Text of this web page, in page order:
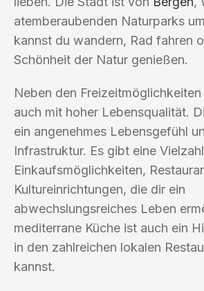
atemberaubenden Naturparks
kannst du wandern, Rad fahren
Schönheit der Natur genießen.
Neben den
auch mit hoher Lebensqualität.
ein angenehmes Lebensgefühl
Infrastruktur. Es gibt eine
Einkaufsmöglichkeiten,
Kultureinrichtungen, die dir ein
abwechslungsreiches Leben
mediterrane Küche ist auch ein
in den zahlreichen lokalen
kannst.